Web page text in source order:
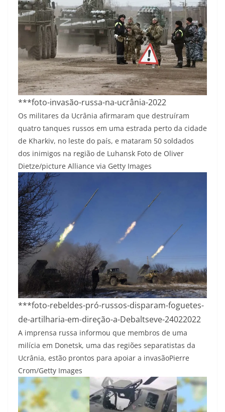
***foto-invasão-russa-na-ucrânia-2022
Os militares da Ucrânia afirmaram que destruíram
quatro tanques russos em uma estrada perto da cidade
de Kharkiv, no leste do país, e mataram 50 soldados
dos inimigos na região de Luhansk Foto de Oliver
Dietze/picture Alliance via Getty Images
***foto-rebeldes-pró-russos-disparam-foguetes-
de-artilharia-em-direção-a-Debaltseve-24022022
A imprensa russa informou que membros de uma
milícia em Donetsk, uma das regiões separatistas da
Ucrânia, estão prontos para apoiar a invasãoPierre
Crom/Getty Images